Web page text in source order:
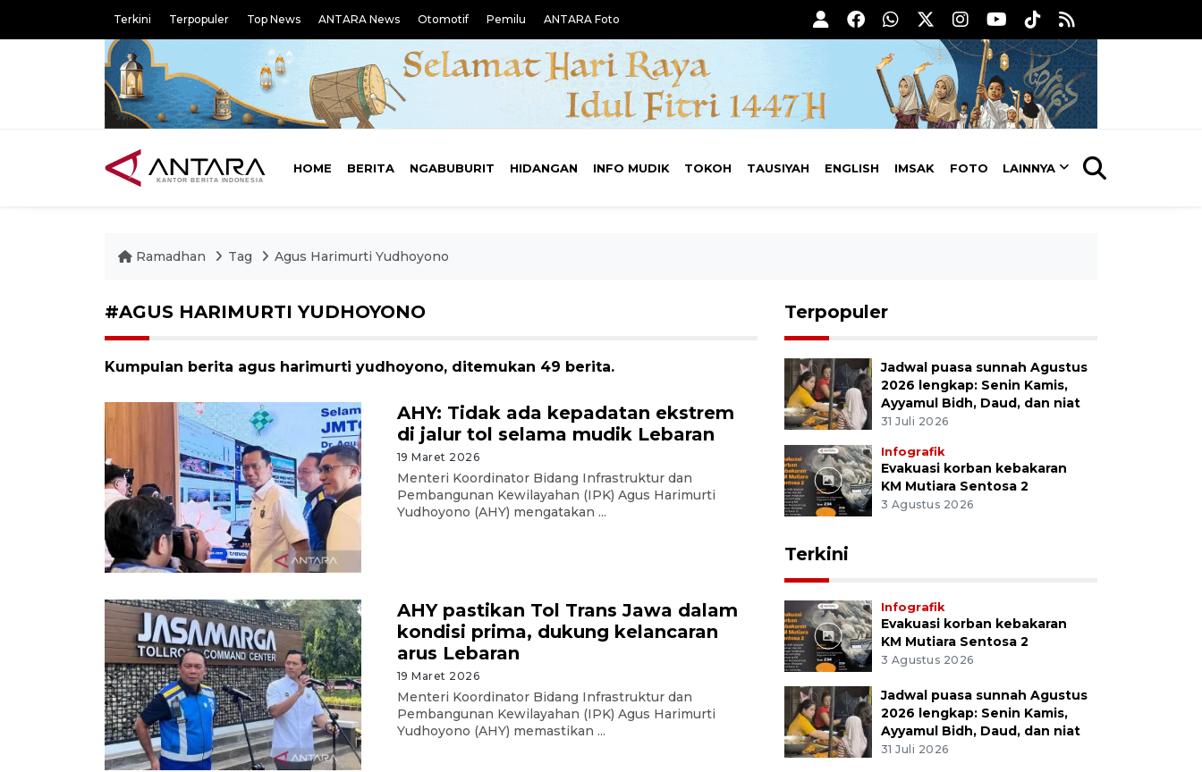
Terkini Terpopuler Top News ANTARA News Otomotif Pemilu ANTARA Foto
HOME BERITA NGABUBURIT HIDANGAN INFO MUDIK TOKOH TAUSIYAH ENGLISH IMSAK FOTO LAINNYA
Ramadhan Tag Agus Harimurti Yudhoyono
#AGUS HARIMURTI YUDHOYONO
Kumpulan berita agus harimurti yudhoyono, ditemukan 49 berita.
AHY: Tidak ada kepadatan ekstrem
di jalur tol selama mudik Lebaran
19 Maret 2026
Menteri Koordinator Bidang Infrastruktur dan
Pembangunan Kewilayahan (IPK) Agus Harimurti
Yudhoyono (AHY) mengatakan ...
AHY pastikan Tol Trans Jawa dalam
kondisi prima, dukung kelancaran
arus Lebaran
19 Maret 2026
Menteri Koordinator Bidang Infrastruktur dan
Pembangunan Kewilayahan (IPK) Agus Harimurti
Yudhoyono (AHY) memastikan ...
Terpopuler
Jadwal puasa sunnah Agustus
2026 lengkap: Senin Kamis,
Ayyamul Bidh, Daud, dan niat
31 Juli 2026
Infografik
Evakuasi korban kebakaran
KM Mutiara Sentosa 2
3 Agustus 2026
Terkini
Infografik
Evakuasi korban kebakaran
KM Mutiara Sentosa 2
3 Agustus 2026
Jadwal puasa sunnah Agustus
2026 lengkap: Senin Kamis,
Ayyamul Bidh, Daud, dan niat
31 Juli 2026